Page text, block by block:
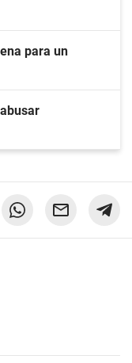
para un